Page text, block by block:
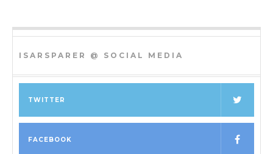
ISARSPARER @ SOCIAL MEDIA
TWITTER
FACEBOOK